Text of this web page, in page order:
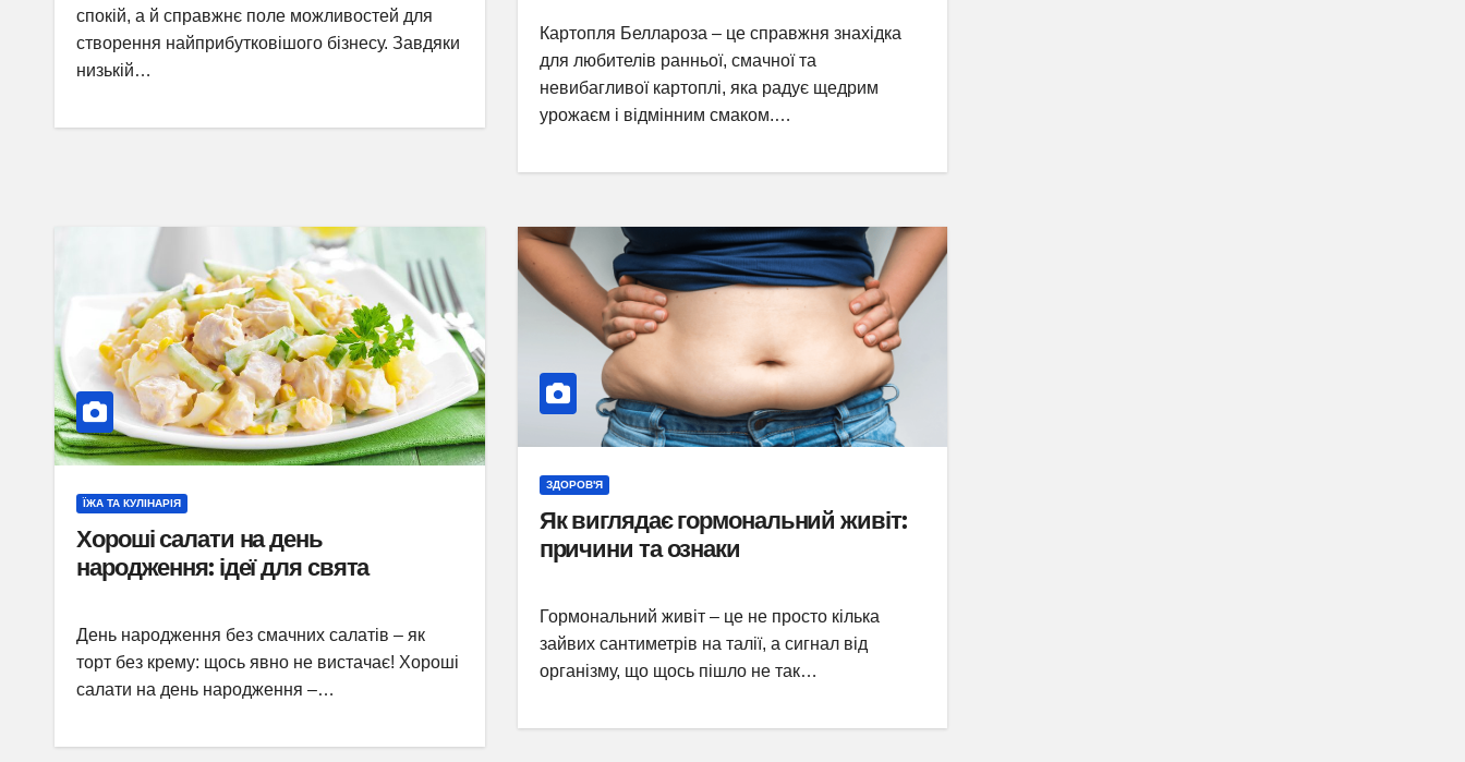
спокій, а й справжнє поле можливостей для
створення найприбутковішого бізнесу. Завдяки
низькій…
Картопля Беллароза – це справжня знахідка
для любителів ранньої, смачної та
невибагливої картоплі, яка радує щедрим
урожаєм і відмінним смаком.…
ЇЖА ТА КУЛІНАРІЯ
Хороші салати на день
народження: ідеї для свята
День народження без смачних салатів – як
торт без крему: щось явно не вистачає! Хороші
салати на день народження –…
ЗДОРОВ'Я
Як виглядає гормональний живіт:
причини та ознаки
Гормональний живіт – це не просто кілька
зайвих сантиметрів на талії, а сигнал від
організму, що щось пішло не так…